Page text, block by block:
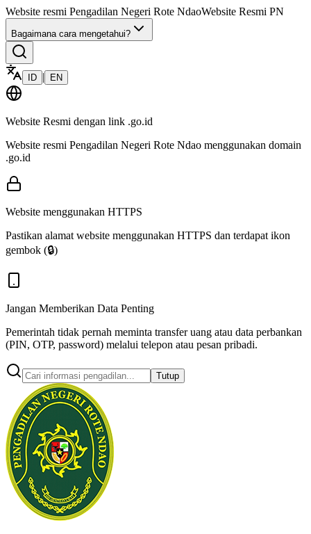
Website resmi Pengadilan Negeri Rote NdaoWebsite Resmi PN
Bagaimana cara mengetahui?
ID | EN
Website Resmi dengan link .go.id
Website resmi Pengadilan Negeri Rote Ndao menggunakan domain
.go.id
Website menggunakan HTTPS
Pastikan alamat website menggunakan HTTPS dan terdapat ikon
gembok (🔒)
Jangan Memberikan Data Penting
Pemerintah tidak pernah meminta transfer uang atau data perbankan
(PIN, OTP, password) melalui telepon atau pesan pribadi.
Tutup